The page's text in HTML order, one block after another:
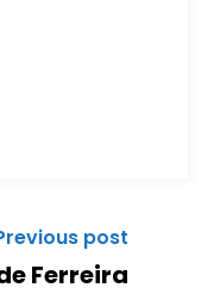
post
Ferreira